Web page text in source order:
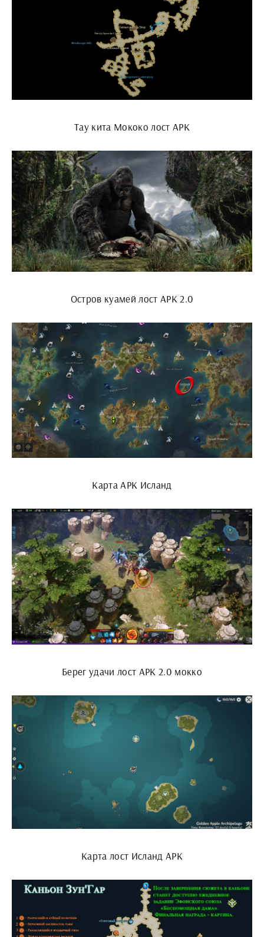
Тау кита Мококо лост АРК
Остров куамей лост АРК 2.0
Карта АРК Исланд
Берег удачи лост АРК 2.0 мокко
Карта лост Исланд АРК